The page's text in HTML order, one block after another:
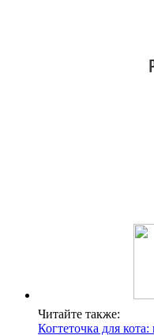
Читайте также:
Когтеточка для